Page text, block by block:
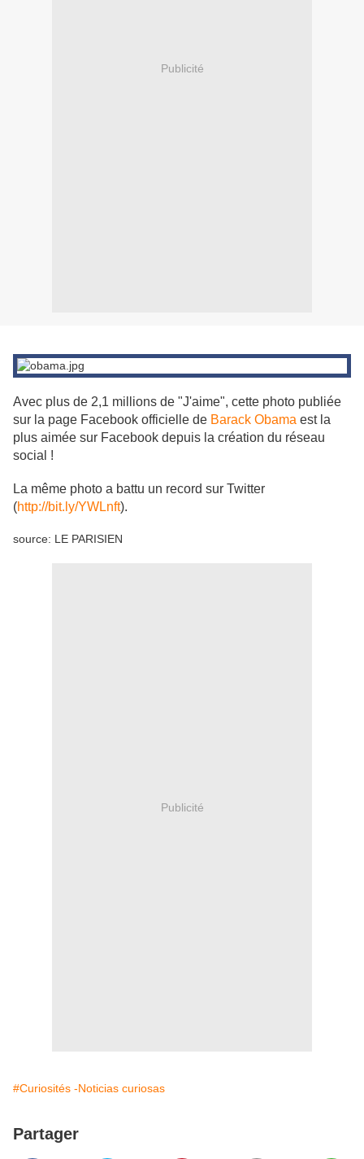
Publicité
Avec plus de 2,1 millions de "J'aime", cette photo publiée
sur la page Facebook officielle de Barack Obama est la
plus aimée sur Facebook depuis la création du réseau
social !
La même photo a battu un record sur Twitter
(http://bit.ly/YWLnft).
source: LE PARISIEN
Publicité
#Curiosités -Noticias curiosas
Partager